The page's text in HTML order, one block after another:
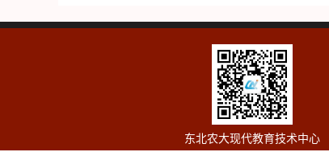
东北农大现代教育技术中心